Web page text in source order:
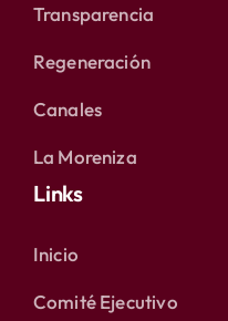
Transparencia
Regeneración
Canales
La Moreniza
Links
Inicio
Comité Ejecutivo